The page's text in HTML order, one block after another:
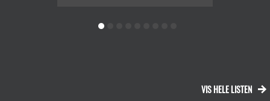
VIS HELE LISTEN